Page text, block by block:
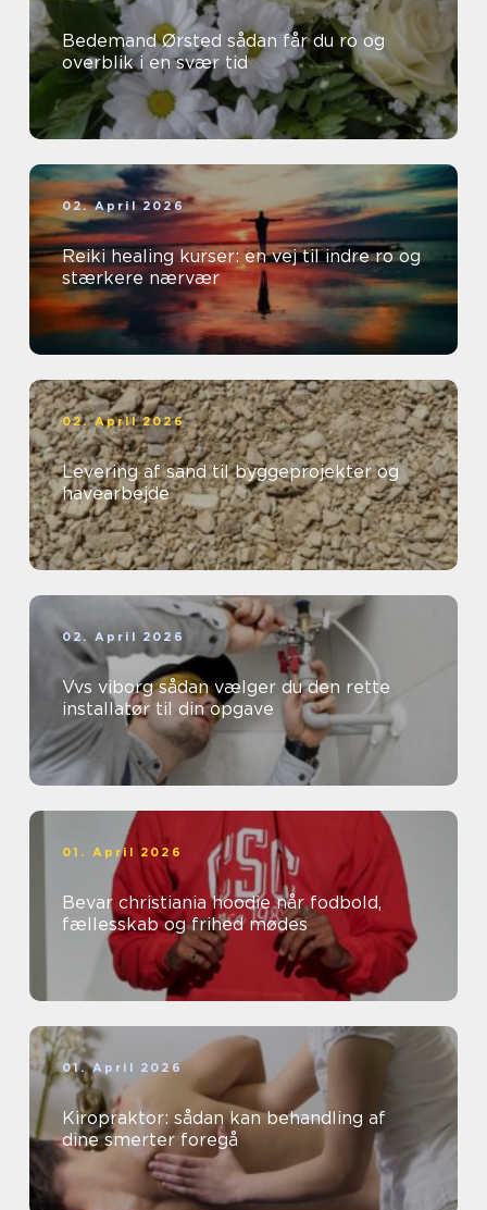
Bedemand Ørsted sådan får du ro og
overblik i en svær tid
02. April 2026
Reiki healing kurser: en vej til indre ro og
stærkere nærvær
02. April 2026
Levering af sand til byggeprojekter og
havearbejde
02. April 2026
Vvs viborg sådan vælger du den rette
installatør til din opgave
01. April 2026
Bevar christiania hoodie når fodbold,
fællesskab og frihed mødes
01. April 2026
Kiropraktor: sådan kan behandling af
dine smerter foregå